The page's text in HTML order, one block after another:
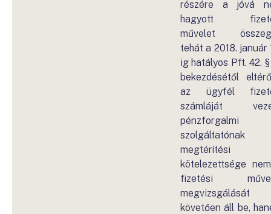
részére a jóvá
hagyott
művelet
tehát a 2018. január
ig hatályos Pft. 42. §
bekezdésétől
az ügyfél
számláját
pénzforgalmi
megtérítési
kötelezettsége
fizetési
megvizsgálását
követően áll be,